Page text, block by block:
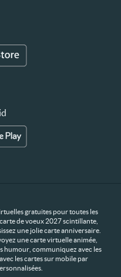
gratuites pour toutes les
de voeux 2027 scintillante,
une jolie carte anniversaire.
une carte virtuelle animée,
humour, communiquez avec les
les cartes sur mobile par